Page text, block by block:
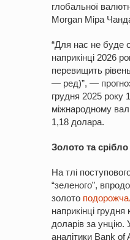
глобальної
Morgan Міра
“Для нас не буде
наприкінці 2026
перевищить
— ред)”, —
грудня 2025 року
міжнародному
1,18 долара.
Золото та
На тлі
“зеленого”,
золото
наприкінці
доларів за унцію.
аналітики Bank of